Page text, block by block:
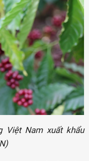
Việt Nam xuất khẩu